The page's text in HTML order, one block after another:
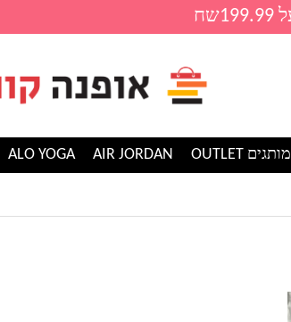
מותגים OUTLET AIR JORDAN
ALO YOGA